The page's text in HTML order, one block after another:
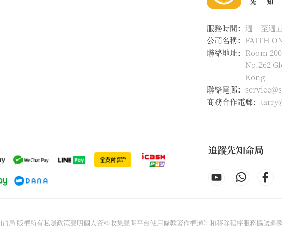
服務時間： 週一至週
公司名稱： FAITH
聯絡地址： Room
No.262
Kong
聯絡電郵：
商務合作電郵：
追蹤先知命局
局 版權所有私隱政策聲明個人資料收集聲明平台使用條款著作權通知和移除程序服務協議退